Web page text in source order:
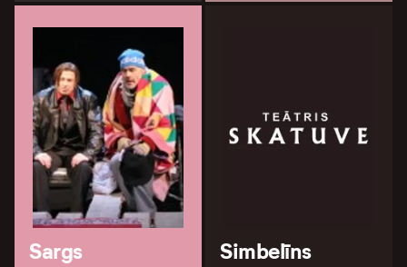
Sargs Simbelīns